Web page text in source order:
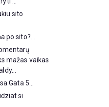
sito
po sito?...
mažas vaikas
Gata 5...
si